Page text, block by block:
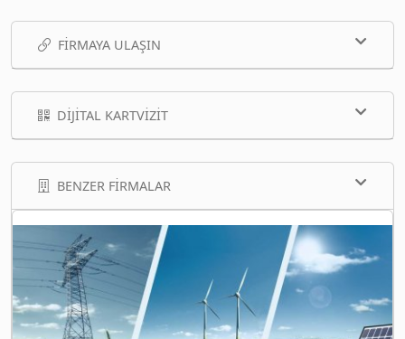
FIRMAYA ULAŞIN
DIJITAL KARTVIZIT
BENZER FIRMALAR